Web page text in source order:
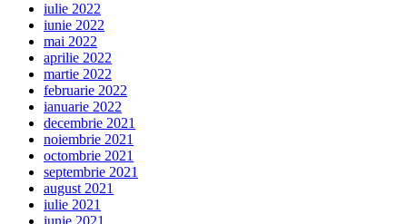
iulie 2022
iunie 2022
mai 2022
aprilie 2022
martie 2022
februarie 2022
ianuarie 2022
decembrie 2021
noiembrie 2021
octombrie 2021
septembrie 2021
august 2021
iulie 2021
iunie 2021